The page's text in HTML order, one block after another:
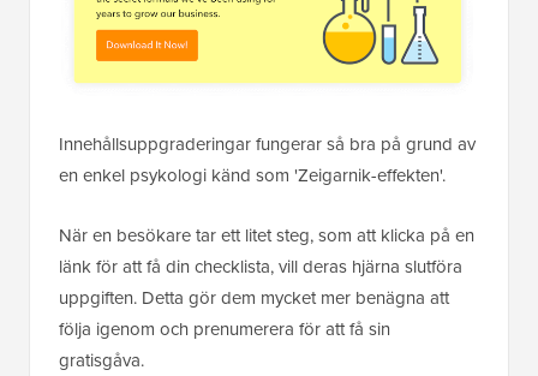
Innehållsuppgraderingar fungerar så bra på grund av
en enkel psykologi känd som 'Zeigarnik-effekten'.
När en besökare tar ett litet steg, som att klicka på en
länk för att få din checklista, vill deras hjärna slutföra
uppgiften. Detta gör dem mycket mer benägna att
följa igenom och prenumerera för att få sin
gratisgåva.